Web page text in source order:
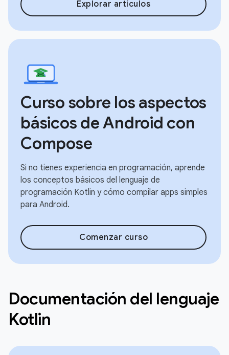
Explorar artículos
Curso sobre los aspectos
básicos de Android con
Compose
Si no tienes experiencia en programación, aprende
los conceptos básicos del lenguaje de
programación Kotlin y cómo compilar apps simples
para Android.
Comenzar curso
Documentación del lenguaje
Kotlin